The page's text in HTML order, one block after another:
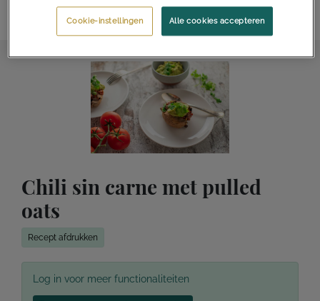
#myfoodblognl!
Chili sin carne met pulled
oats
Recept afdrukken
Log in voor meer functionaliteiten
Alle cookies accepteren
Cookie-instellingen